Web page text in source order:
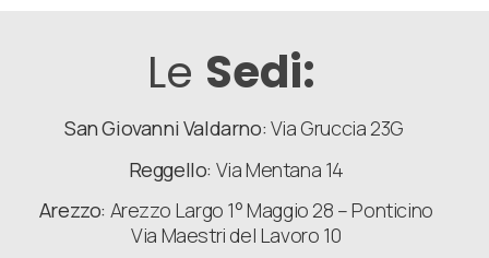
Le Sedi:
San Giovanni Valdarno: Via Gruccia 23G
Reggello: Via Mentana 14
Arezzo: Arezzo Largo 1° Maggio 28 – Ponticino
Via Maestri del Lavoro 10